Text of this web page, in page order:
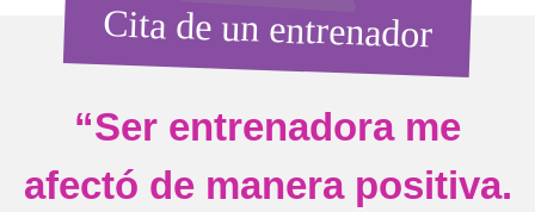
Cita de un entrenador
“Ser entrenadora me
afectó de manera positiva.